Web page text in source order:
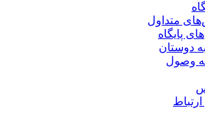
متداول
پایگاه
دوستان
وصول